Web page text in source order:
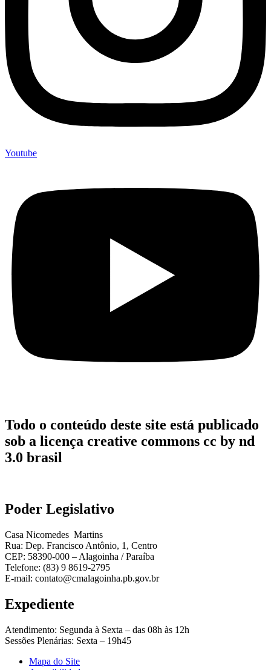
Youtube
Todo o conteúdo deste site está publicado
sob a licença creative commons cc by nd
3.0 brasil
Poder Legislativo
Casa Nicomedes Martins
Rua: Dep. Francisco Antônio, 1, Centro
CEP: 58390-000 – Alagoinha / Paraíba
Telefone: (83) 9 8619-2795
E-mail: contato@cmalagoinha.pb.gov.br
Expediente
Atendimento: Segunda à Sexta – das 08h às 12h
Sessões Plenárias: Sexta – 19h45
Mapa do Site